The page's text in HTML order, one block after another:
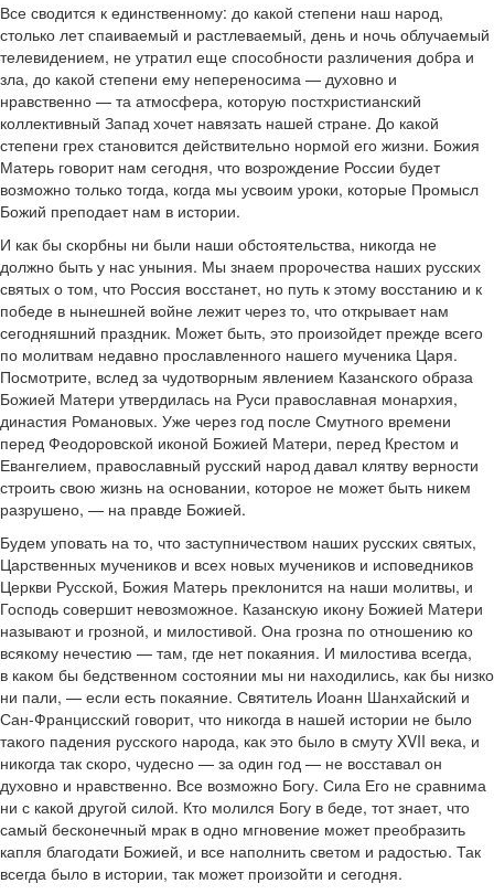
Все сводится к единственному: до какой степени наш народ,
столько лет спаиваемый и растлеваемый, день и ночь облучаемый
телевидением, не утратил еще способности различения добра и
зла, до какой степени ему непереносима — духовно и
нравственно — та атмосфера, которую постхристианский
коллективный Запад хочет навязать нашей стране. До какой
степени грех становится действительно нормой его жизни. Божия
Матерь говорит нам сегодня, что возрождение России будет
возможно только тогда, когда мы усвоим уроки, которые Промысл
Божий преподает нам в истории.
И как бы скорбны ни были наши обстоятельства, никогда не
должно быть у нас уныния. Мы знаем пророчества наших русских
святых о том, что Россия восстанет, но путь к этому восстанию и к
победе в нынешней войне лежит через то, что открывает нам
сегодняшний праздник. Может быть, это произойдет прежде всего
по молитвам недавно прославленного нашего мученика Царя.
Посмотрите, вслед за чудотворным явлением Казанского образа
Божией Матери утвердилась на Руси православная монархия,
династия Романовых. Уже через год после Смутного времени
перед Феодоровской иконой Божией Матери, перед Крестом и
Евангелием, православный русский народ давал клятву верности
строить свою жизнь на основании, которое не может быть никем
разрушено, — на правде Божией.
Будем уповать на то, что заступничеством наших русских святых,
Царственных мучеников и всех новых мучеников и исповедников
Церкви Русской, Божия Матерь преклонится на наши молитвы, и
Господь совершит невозможное. Казанскую икону Божией Матери
называют и грозной, и милостивой. Она грозна по отношению ко
всякому нечестию — там, где нет покаяния. И милостива всегда,
в каком бы бедственном состоянии мы ни находились, как бы низко
ни пали, — если есть покаяние. Святитель Иоанн Шанхайский и
Сан-Францисский говорит, что никогда в нашей истории не было
такого падения русского народа, как это было в смуту XVII века, и
никогда так скоро, чудесно — за один год — не восставал он
духовно и нравственно. Все возможно Богу. Сила Его не сравнима
ни с какой другой силой. Кто молился Богу в беде, тот знает, что
самый бесконечный мрак в одно мгновение может преобразить
капля благодати Божией, и все наполнить светом и радостью. Так
всегда было в истории, так может произойти и сегодня.